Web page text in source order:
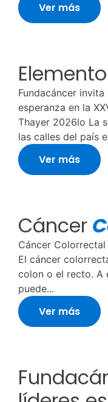
Ver más
Fundacáncer
esperanza en la
Thayer 2026lo La
las calles del país
Ver más
Cáncer
Cáncer
El cáncer
colon o el recto. A
puede...
Ver más